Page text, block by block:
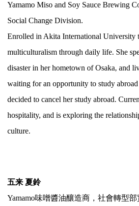
Yamamo Miso and Soy Sauce Brewing
Social Change Division.
Enrolled in Akita International University
multiculturalism through daily life. She
disaster in her hometown of Osaka, and
waiting for an opportunity to study
decided to cancel her study abroad.
hospitality, and is exploring the
culture.
五来 夏鈴
Yamamo味噌醬油釀造商，社會轉型部